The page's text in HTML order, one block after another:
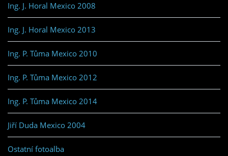
Ing. J. Horal Mexico 2008
Ing. J. Horal Mexico 2013
Ing. P. Tůma Mexico 2010
Ing. P. Tůma Mexico 2012
Ing. P. Tůma Mexico 2014
Jiří Duda Mexico 2004
Ostatní fotoalba